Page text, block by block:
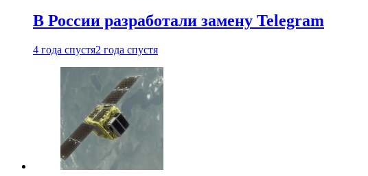
В России разработали замену Telegram
4 года спустя2 года спустя